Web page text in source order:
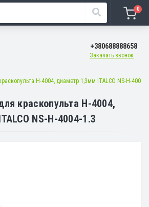
0
+380688888658
Заказать звонок
H-4004, диаметр 1,3мм ITALCO NS-H-4004-
краскопульта H-4004,
NS-H-4004-1.3